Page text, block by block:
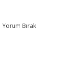
Yorum Bırak